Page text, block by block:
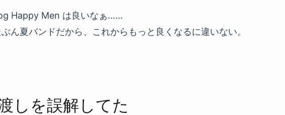
Happy Men は良いなぁ……
ん夏バンドだから、これからもっと良くなるに違いない。
しを​誤解してた